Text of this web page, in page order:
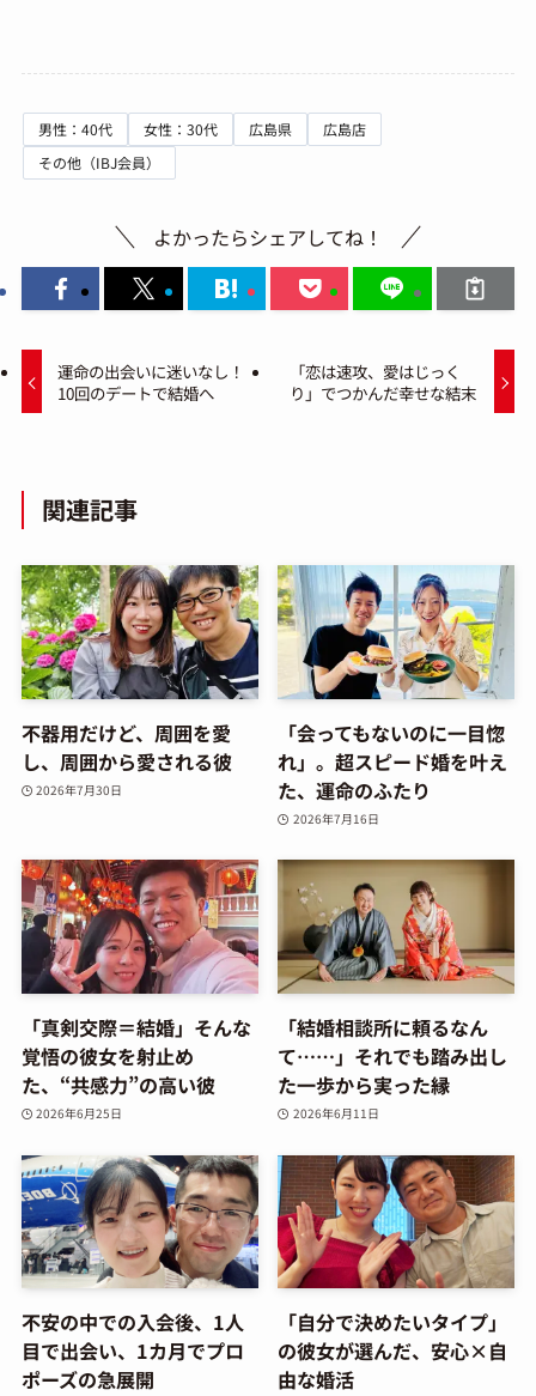
男性：40代 女性：30代 広島県
広島店
その他（IBJ会員）
よかったらシェアしてね！
運命の出会いに迷いなし！
10回のデートで結婚へ
「恋は速攻、愛はじっく
り」でつかんだ幸せな結末
関連記事
不器用だけど、周囲を愛
し、周囲から愛される彼
2026年7月30日
「会ってもないのに一目惚
れ」。超スピード婚を叶え
た、運命のふたり
2026年7月16日
「真剣交際＝結婚」そんな
覚悟の彼女を射止め
た、“共感力”の高い彼
2026年6月25日
「結婚相談所に頼るなん
て……」それでも踏み出し
た一歩から実った縁
2026年6月11日
不安の中での入会後、1人
目で出会い、1カ月でプロ
ポーズの急展開
「自分で決めたいタイプ」
の彼女が選んだ、安心×自
由な婚活